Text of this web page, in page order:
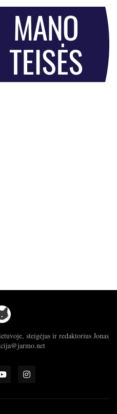
steigėjas ir redaktorius Jonas